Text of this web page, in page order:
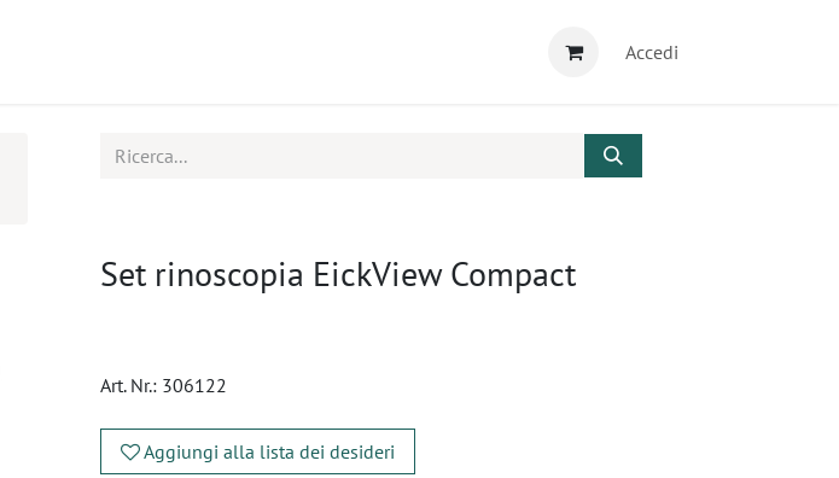
Accedi
Set rinoscopia EickView Compact
Art. Nr.: 306122
Aggiungi alla lista dei desideri